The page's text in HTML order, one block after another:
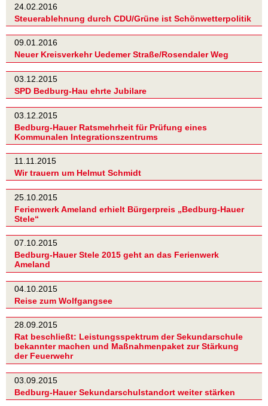
24.02.2016
Steuerablehnung durch CDU/Grüne ist Schönwetterpolitik
09.01.2016
Neuer Kreisverkehr Uedemer Straße/Rosendaler Weg
03.12.2015
SPD Bedburg-Hau ehrte Jubilare
03.12.2015
Bedburg-Hauer Ratsmehrheit für Prüfung eines
Kommunalen Integrationszentrums
11.11.2015
Wir trauern um Helmut Schmidt
25.10.2015
Ferienwerk Ameland erhielt Bürgerpreis „Bedburg-Hauer
Stele“
07.10.2015
Bedburg-Hauer Stele 2015 geht an das Ferienwerk
Ameland
04.10.2015
Reise zum Wolfgangsee
28.09.2015
Rat beschließt: Leistungsspektrum der Sekundarschule
bekannter machen und Maßnahmenpaket zur Stärkung
der Feuerwehr
03.09.2015
Bedburg-Hauer Sekundarschulstandort weiter stärken